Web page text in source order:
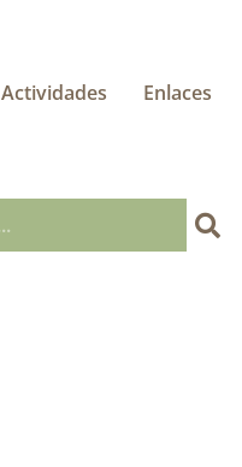
Actividades Enlaces